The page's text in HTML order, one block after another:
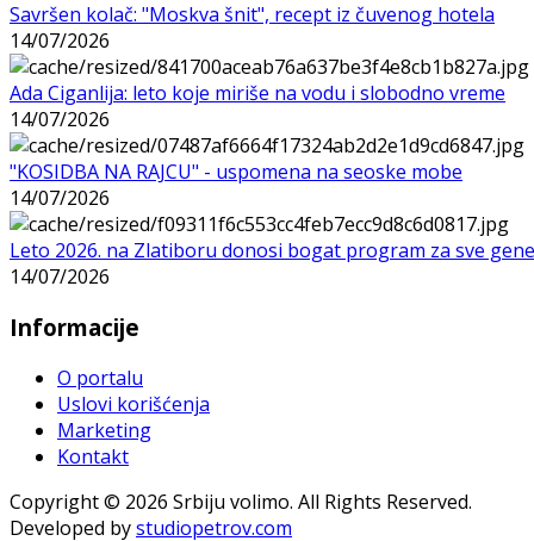
Savršen kolač: "Moskva šnit", recept iz čuvenog hotela
14/07/2026
Ada Ciganlija: leto koje miriše na vodu i slobodno vreme
14/07/2026
"KOSIDBA NA RAJCU" - uspomena na seoske mobe
14/07/2026
Leto 2026. na Zlatiboru donosi bogat program za sve
14/07/2026
Informacije
O portalu
Uslovi korišćenja
Marketing
Kontakt
Copyright © 2026 Srbiju volimo. All Rights Reserved.
Developed bystudiopetrov.com